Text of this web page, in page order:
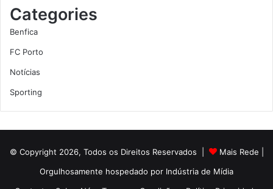
Categories
Benfica
FC Porto
Notícias
Sporting
© Copyright 2026, Todos os Direitos Reservados | Mais Rede
Orgulhosamente hospedado por Indústria de Mídia